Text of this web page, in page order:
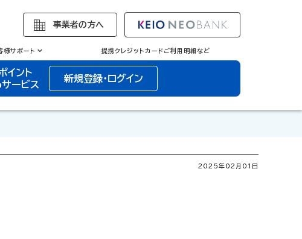
様サポート 提携クレジットカードご利用明細など
イント
ービス
新規登録・ログイン
事業者の方へ
2025年02月01日